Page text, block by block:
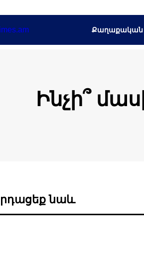
Քաղաքական
Ինչի՞
նաև